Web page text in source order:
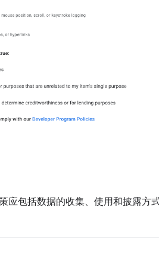
应包括数据的收集、使用和披露方